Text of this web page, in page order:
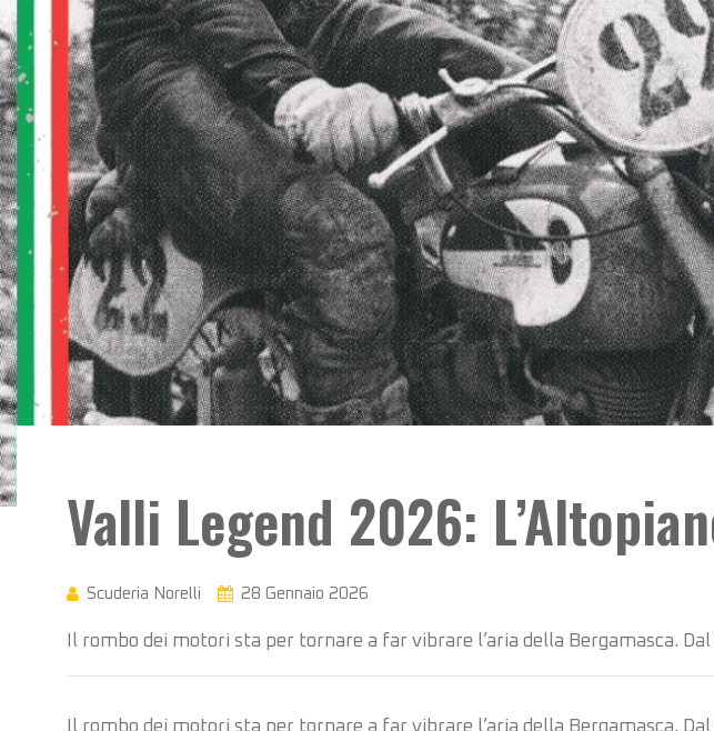
Valli Legend 2026:
Scuderia Norelli 28 Gennaio 2026
Il rombo dei motori sta per tornare a far vibrare l’aria della Bergamasca.
Il rombo dei motori sta per tornare a far vibrare l’aria della Bergamasca.